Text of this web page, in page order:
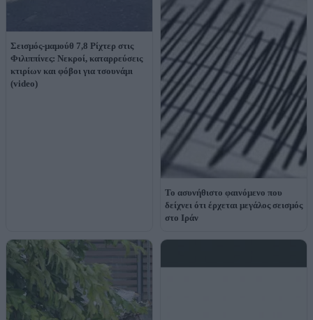
Σεισμός-μαμούθ 7,8 Ρίχτερ στις
Φιλιππίνες: Νεκροί, καταρρεύσεις
κτιρίων και φόβοι για τσουνάμι
(video)
Το ασυνήθιστο φαινόμενο που
δείχνει ότι έρχεται μεγάλος σεισμός
στο Ιράν